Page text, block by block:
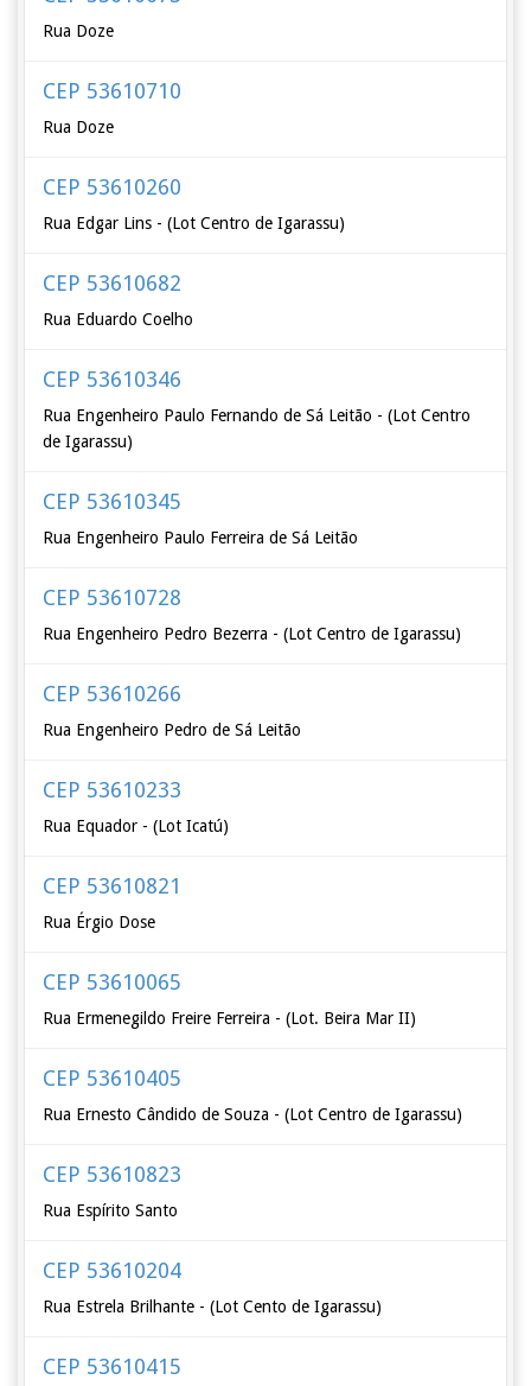
Rua Doze
CEP 53610710
Rua Doze
CEP 53610260
Rua Edgar Lins - (Lot Centro de Igarassu)
CEP 53610682
Rua Eduardo Coelho
CEP 53610346
Rua Engenheiro Paulo Fernando de Sá Leitão - (Lot Centro
de Igarassu)
CEP 53610345
Rua Engenheiro Paulo Ferreira de Sá Leitão
CEP 53610728
Rua Engenheiro Pedro Bezerra - (Lot Centro de Igarassu)
CEP 53610266
Rua Engenheiro Pedro de Sá Leitão
CEP 53610233
Rua Equador - (Lot Icatú)
CEP 53610821
Rua Érgio Dose
CEP 53610065
Rua Ermenegildo Freire Ferreira - (Lot. Beira Mar II)
CEP 53610405
Rua Ernesto Cândido de Souza - (Lot Centro de Igarassu)
CEP 53610823
Rua Espírito Santo
CEP 53610204
Rua Estrela Brilhante - (Lot Cento de Igarassu)
CEP 53610415